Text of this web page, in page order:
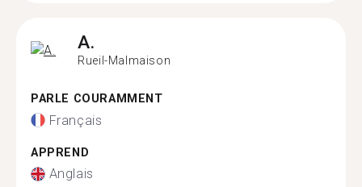
A.
Rueil-Malmaison
PARLE COURAMMENT
Français
APPREND
Anglais